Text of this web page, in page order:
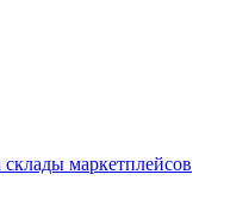
маркетплейсов